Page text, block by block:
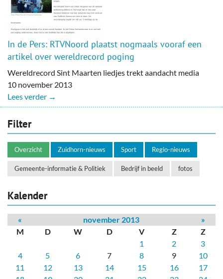
In de Pers: RTVNoord plaatst nogmaals vooraf een
artikel over wereldrecord poging
Wereldrecord Sint Maarten liedjes trekt aandacht media
10 november 2013
Lees verder →
Filter
Overzicht Zuidhorn-nieuws Sport Regio-nieuws
Gemeente-informatie & Politiek Bedrijf in beeld fotos
Kalender
« november 2013
»
M
D W D V Z
Z
1
2
3
4
5 6 7 8 9
10
11
12 13 14 15 16
17